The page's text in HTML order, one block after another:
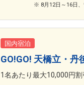
8月12日～16日
国内宿泊
GO!GO! 天橋立・丹
1名あたり最大10,000円割